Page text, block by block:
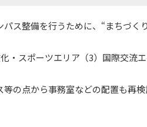
ス整備を行うために、“まちづく
・スポーツエリア（3）国際交流
の点から事務室などの配置も再